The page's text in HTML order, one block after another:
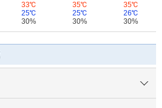
33℃
25℃
30%
35℃
25℃
30%
35℃
26℃
30%